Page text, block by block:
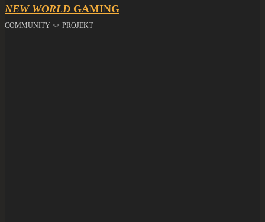
NEW WORLD GAMING
COMMUNITY <> PROJEKT